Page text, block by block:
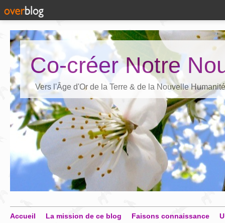
Co-créer Notre
Vers l'Âge d'Or de la Terre & de la Nouvelle Humanité
Accueil La mission de ce blog Faisons connaissance